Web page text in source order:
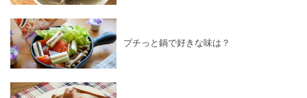
プチっと鍋で好きな味は？